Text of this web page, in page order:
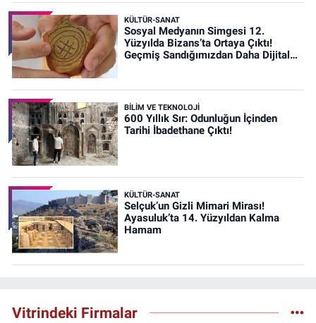
KÜLTÜR-SANAT
Sosyal Medyanın Simgesi 12.
Yüzyılda Bizans’ta Ortaya Çıktı!
Geçmiş Sandığımızdan Daha Dijital
BİLİM VE TEKNOLOJİ
600 Yıllık Sır: Odunluğun İçinden
Tarihi İbadethane Çıktı!
KÜLTÜR-SANAT
Selçuk’un Gizli Mimari Mirası!
Ayasuluk’ta 14. Yüzyıldan Kalma
Hamam
Vitrindeki Firmalar